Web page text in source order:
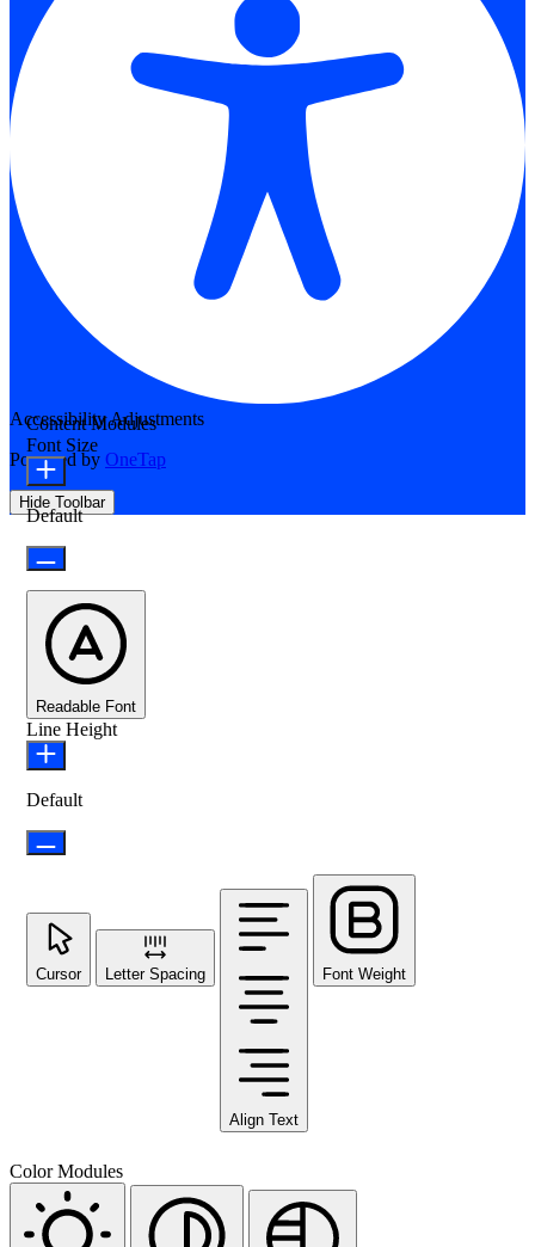
Accessibility Adjustments
Powered by OneTap
Hide Toolbar
Content Modules
Font Size
Default
Readable Font
Line Height
Default
Cursor Letter Spacing
Align Text
Font Weight
Color Modules